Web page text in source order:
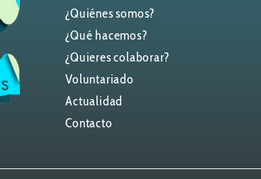
¿Quiénes somos?
¿Qué hacemos?
¿Quieres colaborar?
Voluntariado
Actualidad
Contacto